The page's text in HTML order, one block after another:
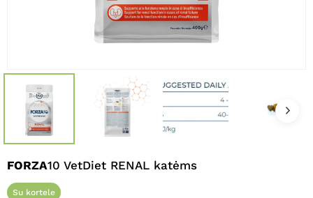
FORZA10 VetDiet RENAL katėms
Su kortele
Pavadinimas
El. paštas*
išsaugoti vardą, el. pašto adresą ir